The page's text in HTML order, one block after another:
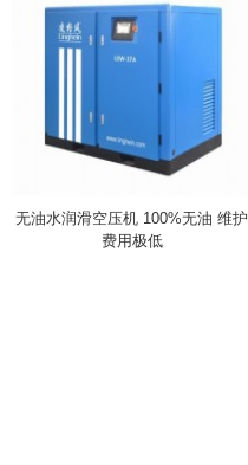
无油水润滑空压机 100%无油 维护
费用极低